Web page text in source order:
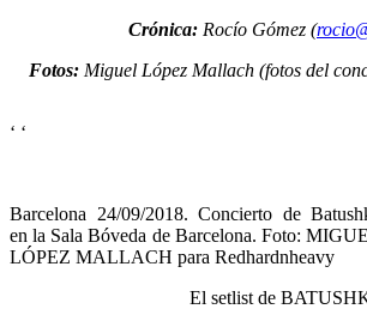
Crónica: Rocío Gómez (
Fotos: Miguel López Mallach (fotos del
‘ ‘
Barcelona 24/09/2018. Concierto de
en la Sala Bóveda de Barcelona. Foto:
LÓPEZ MALLACH para Redhardnheavy
El setlist de